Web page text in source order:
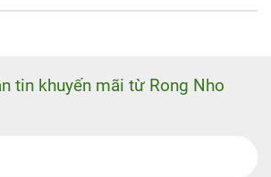
tin khuyến mãi từ Rong Nho